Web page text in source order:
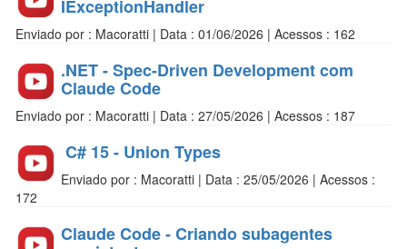
IExceptionHandler
Enviado por : Macoratti | Data : 01/06/2026 | Acessos : 162
.NET - Spec-Driven Development com
Claude Code
Enviado por : Macoratti | Data : 27/05/2026 | Acessos : 187
C# 15 - Union Types
Enviado por : Macoratti | Data : 25/05/2026 | Acessos :
172
Claude Code - Criando subagentes